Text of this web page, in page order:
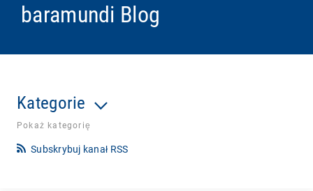
baramundi Blog
Kategorie
Pokaż kategorię
Subskrybuj kanał RSS